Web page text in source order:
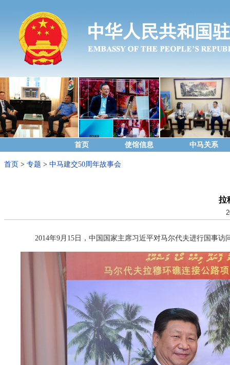
首页 使馆信息 中马关系
首页 > 专题 > 中马建交50周年故事会
拉
2014年9月15日，中国国家主席习近平对马尔代夫进行国事